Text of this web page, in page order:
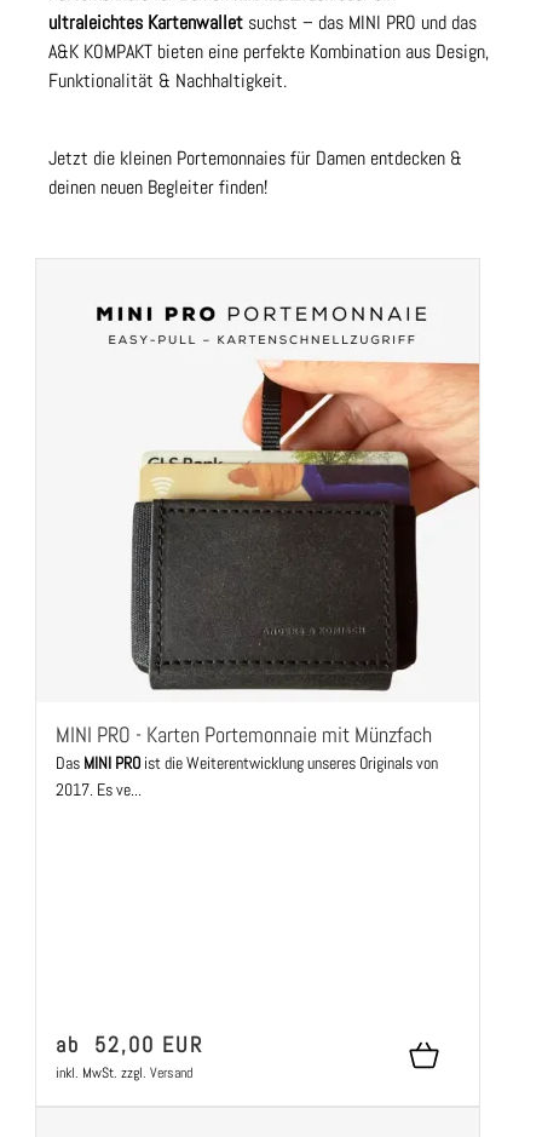
ultraleichtes Kartenwallet suchst – das MINI PRO und das
A&K KOMPAKT bieten eine perfekte Kombination aus Design,
Funktionalität & Nachhaltigkeit.
Jetzt die kleinen Portemonnaies für Damen entdecken &
deinen neuen Begleiter finden!
MINI PRO - Karten Portemonnaie mit Münzfach
Das MINI PRO ist die Weiterentwicklung unseres Originals von
2017. Es ve...
ab 52,00 EUR
inkl. MwSt. zzgl. Versand